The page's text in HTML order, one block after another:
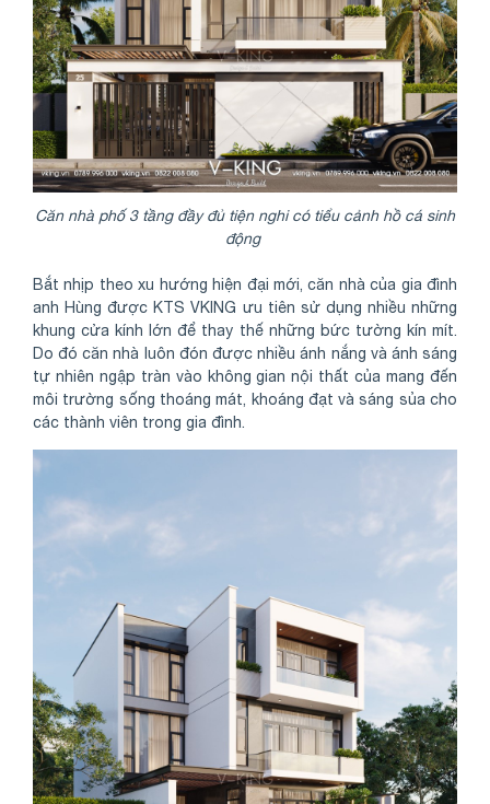
Căn nhà phố 3 tầng đầy đủ tiện nghi có tiểu cảnh hồ cá sinh
động
Bắt nhịp theo xu hướng hiện đại mới, căn nhà của gia đình
anh Hùng được KTS VKING ưu tiên sử dụng nhiều những
khung cửa kính lớn để thay thế những bức tường kín mít.
Do đó căn nhà luôn đón được nhiều ánh nắng và ánh sáng
tự nhiên ngập tràn vào không gian nội thất của mang đến
môi trường sống thoáng mát, khoáng đạt và sáng sủa cho
các thành viên trong gia đình.